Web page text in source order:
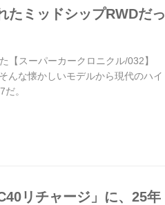
たミッドシップRWDだっ
【スーパーカークロニクル/032】
んな懐かしいモデルから現代のハイ
。
リチャージ」に、25年